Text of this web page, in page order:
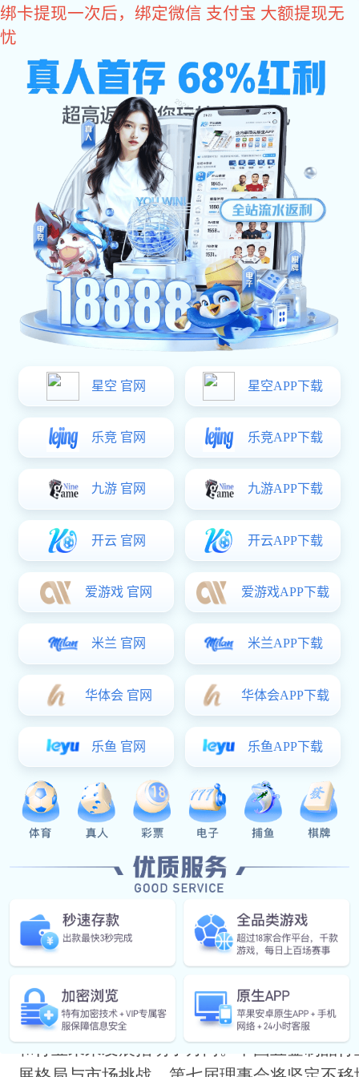
im电竞
关于im电竞 im电竞 动态 会员单位
协会领导出席中国五
12月23日，中国五金制品协会第七届会
议。
会议由中国五金制品协会理事长张东立
并发表讲话，深刻分析了当前五金行业发展
副会长杜同和与新当选不驻会副理事长开展
党建人事部主任杨曙光宣读《关于中国五金
选举工作奠定基础。
大会采用无记名投票方式，顺利选举产
了投票工作。 张东立当选理事长，金立新、
选监事长。张东立在当选后的表态发言中表
和行业未来发展指明了方向。中国五金制品